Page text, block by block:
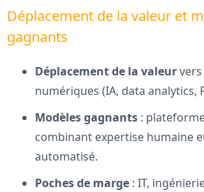
Déplacement de la valeur et
gagnants
Déplacement de la valeur
numériques (IA, data analytics,
Modèles gagnants :
combinant expertise humaine
automatisé.
Poches de marge : IT,